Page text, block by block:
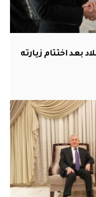
بعد اختتام زيارته